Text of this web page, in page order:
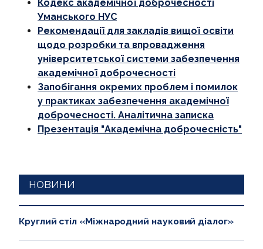
МІЖНАРОДНІ ЗВ'ЯЗКИ,
ПРАЦЕВЛАШТУВАННЯ
НАДЗВИЧАЙНІ СИТУАЦІЇ
Кодекс академічної доброчесності
Уманського НУС
Рекомендації для закладів вищої освіти
щодо розробки та впровадження
університетської системи забезпечення
академічної доброчесності
Запобігання окремих проблем і помилок
у практиках забезпечення академічної
доброчесності. Аналітична записка
Презентація "Академічна доброчесність"
НОВИНИ
Круглий стіл «Міжнародний науковий діалог»